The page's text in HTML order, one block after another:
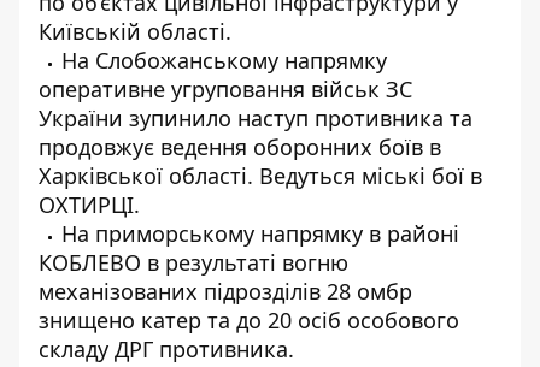
Київській області.
На Слобожанському напрямку
оперативне угруповання військ ЗС
України зупинило наступ противника та
продовжує ведення оборонних боїв в
Харківської області. Ведуться міські бої в
ОХТИРЦІ.
На приморському напрямку в районі
КОБЛЕВО в результаті вогню
механізованих підрозділів 28 омбр
знищено катер та до 20 осіб особового
складу ДРГ противника.